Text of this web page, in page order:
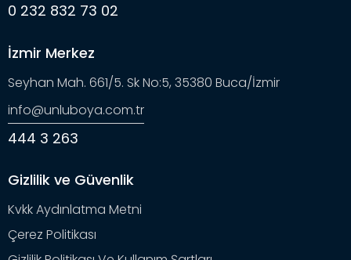
0 232 832 73 02
İzmir Merkez
Seyhan Mah. 661/5. Sk No:5, 35380 Buca/İzmir
info@unluboya.com.tr
444 3 263
Gizlilik ve Güvenlik
Kvkk Aydınlatma Metni
Çerez Politikası